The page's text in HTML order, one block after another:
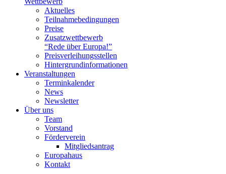
Aktuelles
Teilnahme­bedingungen
Preise
Zusatzwettbewerb
“Rede über Europa!”
Preisverleihungsstellen
Hintergrundinformationen
Veranstaltungen
Terminkalender
News
Newsletter
Über uns
Team
Vorstand
Förderverein
Mitgliedsantrag
Europahaus
Kontakt